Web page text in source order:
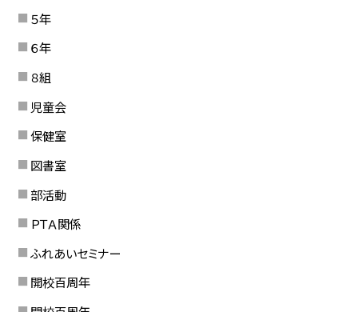
５年
６年
８組
児童会
保健室
図書室
部活動
ＰＴＡ関係
ふれあいセミナー
開校百周年